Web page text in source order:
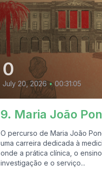
0
July 20, 2026 • 00:31:05
9. Maria João
O percurso de Maria João
uma carreira dedicada à
onde a prática clínica, o
investigação e o serviço...